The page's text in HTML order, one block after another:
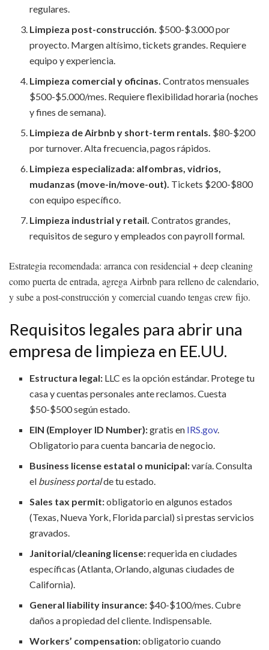
regulares.
Limpieza post-construcción. $500-$3.000 por
proyecto. Margen altísimo, tickets grandes. Requiere
equipo y experiencia.
Limpieza comercial y oficinas. Contratos mensuales
$500-$5.000/mes. Requiere flexibilidad horaria (noches
y fines de semana).
Limpieza de Airbnb y short-term rentals. $80-$200
por turnover. Alta frecuencia, pagos rápidos.
Limpieza especializada: alfombras, vidrios,
mudanzas (move-in/move-out). Tickets $200-$800
con equipo específico.
Limpieza industrial y retail. Contratos grandes,
requisitos de seguro y empleados con payroll formal.
Estrategia recomendada: arranca con residencial + deep cleaning
como puerta de entrada, agrega Airbnb para relleno de calendario,
y sube a post-construcción y comercial cuando tengas crew fijo.
Requisitos legales para abrir una
empresa de limpieza en EE.UU.
Estructura legal: LLC es la opción estándar. Protege tu
casa y cuentas personales ante reclamos. Cuesta
$50-$500 según estado.
EIN (Employer ID Number):gratis en IRS.gov.
Obligatorio para cuenta bancaria de negocio.
Business license estatal o municipal:varía. Consulta
el business portalde tu estado.
Sales tax permit:obligatorio en algunos estados
(Texas, Nueva York, Florida parcial) si prestas servicios
gravados.
Janitorial/cleaning license:requerida en ciudades
específicas (Atlanta, Orlando, algunas ciudades de
California).
General liability insurance: $40-$100/mes. Cubre
daños a propiedad del cliente. Indispensable.
Workers’ compensation:obligatorio cuando